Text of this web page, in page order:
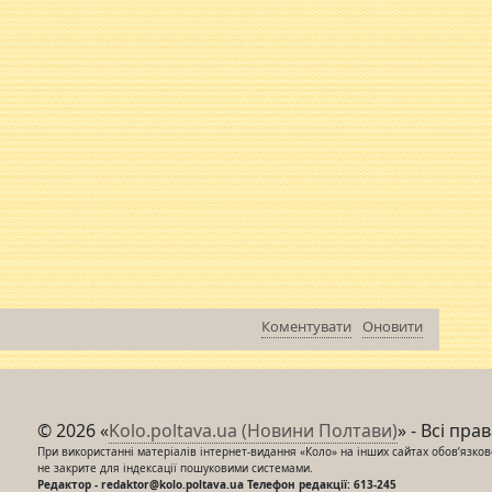
Оновити
Коментувати
© 2026 «Kolo.poltava.ua (Новини Полтави)» - Всі
При використанні матеріалів інтернет-видання «Коло» на інших сайтах
не закрите для індексації пошуковими системами.
Редактор - redaktor@kolo.poltava.ua Телефон редакції: 613-245